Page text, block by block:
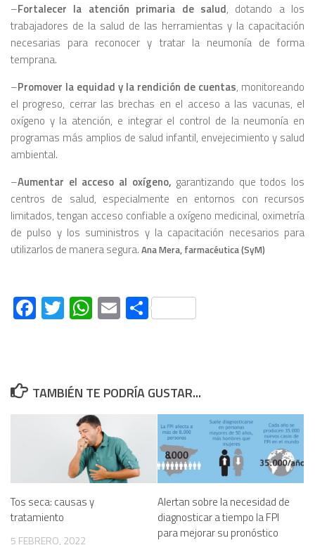
–Fortalecer la atención primaria de salud, dotando a los
trabajadores de la salud de las herramientas y la capacitación
necesarias para reconocer y tratar la neumonía de forma
temprana.
–Promover la equidad y la rendición de cuentas, monitoreando
el progreso, cerrar las brechas en el acceso a las vacunas, el
oxígeno y la atención, e integrar el control de la neumonía en
programas más amplios de salud infantil, envejecimiento y salud
ambiental.
–Aumentar el acceso al oxígeno, garantizando que todos los
centros de salud, especialmente en entornos con recursos
limitados, tengan acceso confiable a oxígeno medicinal, oximetría
de pulso y los suministros y la capacitación necesarios para
utilizarlos de manera segura. Ana Mera, farmacéutica (SyM)
Facebook
Twitter
WhatsApp
EmailCompartir
TAMBIÉN TE PODRÍA GUSTAR...
Tos seca: causas y
tratamiento
5 FEBRERO, 2022
Alertan sobre la necesidad de
diagnosticar a tiempo la FPI
para mejorar su pronóstico